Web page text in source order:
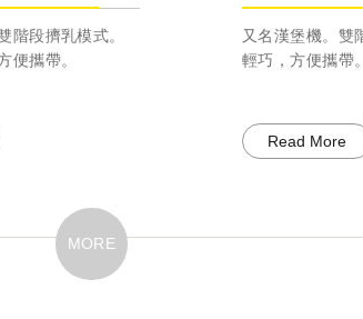
。
又名漢堡機。雙階段擠乳模式
輕巧，方便攜帶。
Read More
MORE